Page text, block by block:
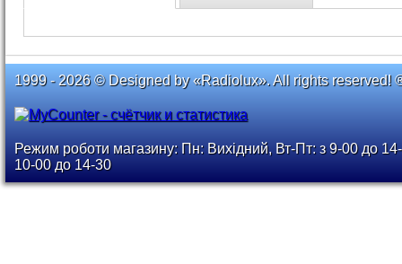
1999 - 2026 © Designed by «Radiolux». All rights reserved!
Режим роботи магазину: Пн: Вихідний, Вт-Пт: з 9-00 до
10-00 до 14-30